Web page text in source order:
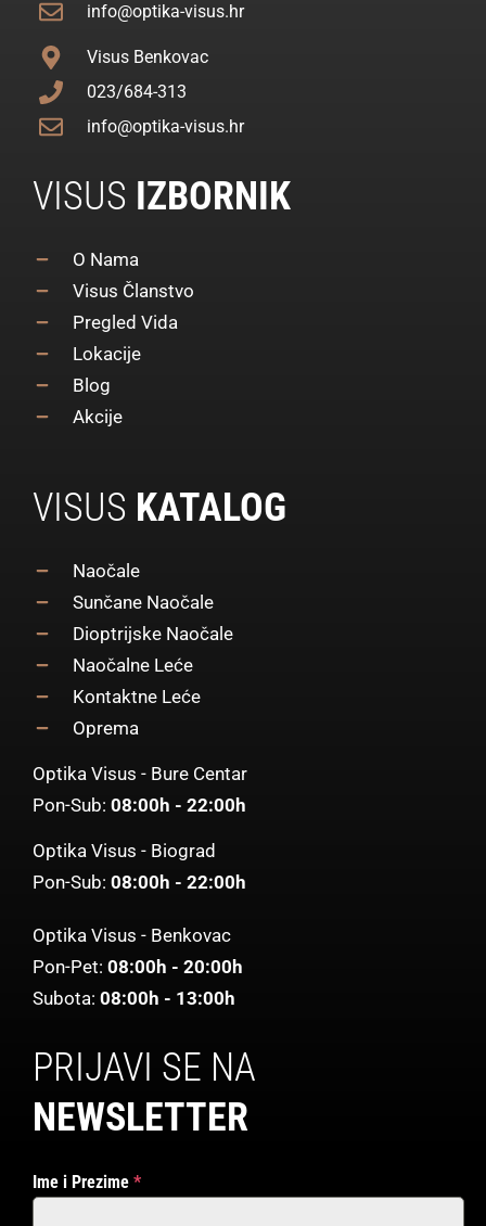
info@optika-visus.hr
Visus Benkovac
023/684-313
info@optika-visus.hr
VISUS IZBORNIK
O Nama
Visus Članstvo
Pregled Vida
Lokacije
Blog
Akcije
VISUS KATALOG
Naočale
Sunčane Naočale
Dioptrijske Naočale
Naočalne Leće
Kontaktne Leće
Oprema
Optika Visus - Bure Centar
Pon-Sub: 08:00h - 22:00h
Optika Visus - Biograd
Pon-Sub: 08:00h - 22:00h
Optika Visus - Benkovac
Pon-Pet: 08:00h - 20:00h
Subota: 08:00h - 13:00h
PRIJAVI SE NA
NEWSLETTER
Ime i Prezime *